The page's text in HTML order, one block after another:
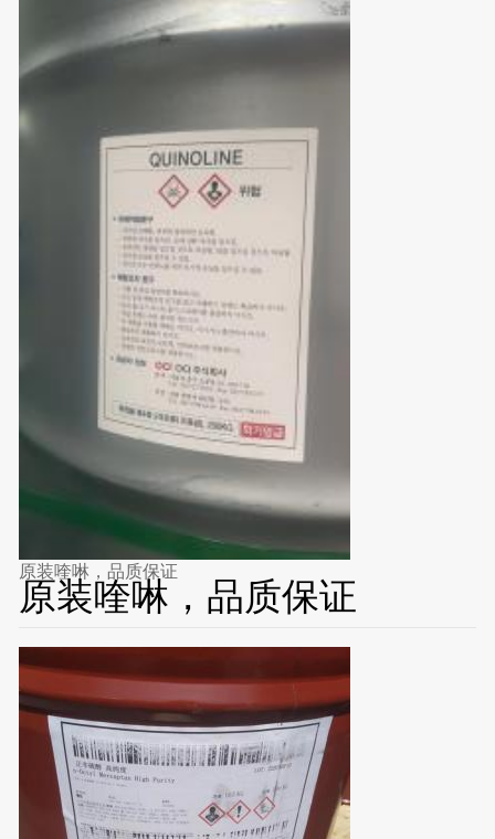
原装喹啉，品质保证
原装喹啉，品质保证